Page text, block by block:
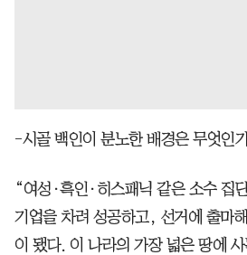
-시골 백인이 분노한 배경은 무엇인
“여성·흑인·히스패닉 같은 소수 집
기업을 차려 성공하고, 선거에 출마
이 됐다. 이 나라의 가장 넓은 땅에